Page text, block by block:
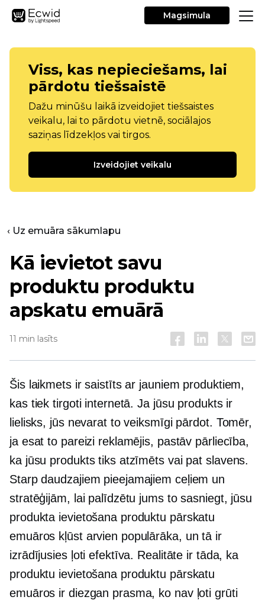
Magsimula
Viss, kas nepieciešams, lai
pārdotu tiešsaistē
Dažu minūšu laikā izveidojiet tiešsaistes
veikalu, lai to pārdotu vietnē, sociālajos
saziņas līdzekļos vai tirgos.
Izveidojiet veikalu
‹ Uz emuāra sākumlapu
Kā ievietot savu
produktu produktu
apskatu emuārā
11 min lasīts
Šis laikmets ir saistīts ar jauniem produktiem,
kas tiek tirgoti internetā. Ja jūsu produkts ir
lielisks, jūs nevarat to veiksmīgi pārdot. Tomēr,
ja esat to pareizi reklamējis, pastāv pārliecība,
ka jūsu produkts tiks atzīmēts vai pat slavens.
Starp daudzajiem pieejamajiem ceļiem un
stratēģijām, lai palīdzētu jums to sasniegt, jūsu
produkta ievietošana produktu pārskatu
emuāros kļūst arvien populārāka, un tā ir
izrādījusies ļoti efektīva. Realitāte ir tāda, ka
produktu ievietošana produktu pārskatu
emuāros ir diezgan prasma, ko nav ļoti grūti